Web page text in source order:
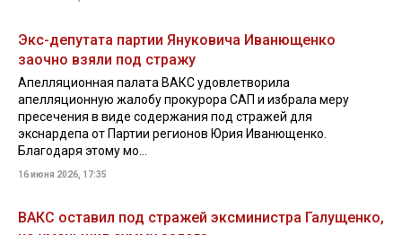
Экс-депутата партии Януковича Иванющенко
заочно взяли под стражу
Апелляционная палата ВАКС удовлетворила
апелляционную жалобу прокурора САП и избрала меру
пресечения в виде содержания под стражей для
экснардепа от Партии регионов Юрия Иванющенко.
Благодаря этому мо...
16 июня 2026, 17:35
ВАКС оставил под стражей эксминистра Галущенко,